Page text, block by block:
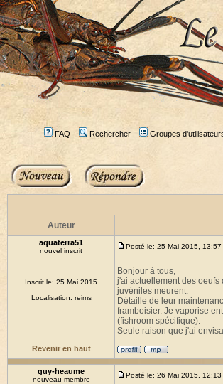
FAQ Rechercher Groupes
Auteur
aquaterra51
nouvel inscrit
Inscrit le: 25 Mai 2015
Localisation: reims
Posté le: 25 Mai 2015, 13:57
Bonjour à tous,
j'ai actuellement des
juvéniles meurent.
Détaille de leur
framboisier. Je vaporise
(fishroom spécifique).
Seule raison que j'ai
Revenir en haut
guy-heaume
nouveau membre
Posté le: 26 Mai 2015, 12:13